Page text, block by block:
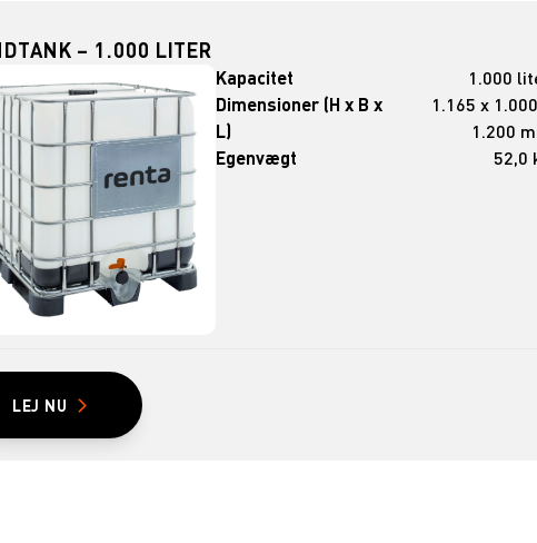
– 1.000 LITER
Kapacitet
1.000
Dimensioner (H x B x
L)
1.165 x
1.200
Egenvægt
52,0
LEJ NU